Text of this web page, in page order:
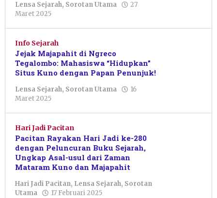
Lensa Sejarah, Sorotan Utama
27
Maret 2025
Wulandari
Info Sejarah
Jejak Majapahit di Ngreco
Tegalombo: Mahasiswa “Hidupkan”
Situs Kuno dengan Papan Penunjuk!
Lensa Sejarah, Sorotan Utama
16
Maret 2025
Wulandari
Hari Jadi Pacitan
Pacitan Rayakan Hari Jadi ke-280
dengan Peluncuran Buku Sejarah,
Ungkap Asal-usul dari Zaman
Mataram Kuno dan Majapahit
Hari Jadi Pacitan, Lensa Sejarah, Sorotan
Utama
17 Februari 2025